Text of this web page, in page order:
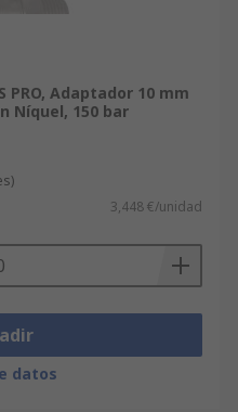
PRO, Adaptador 10 mm
Níquel, 150 bar
3,448 €/unidad
datos